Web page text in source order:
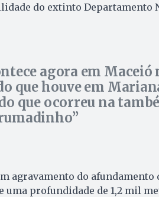
do extinto Departamento
agora em Maceió
que houve em
que ocorreu na
agravamento do afundamento
uma profundidade de 1,2 mil